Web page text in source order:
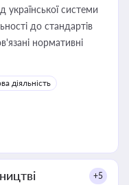
української системи
до стандартів
нормативні
діяльність
+5